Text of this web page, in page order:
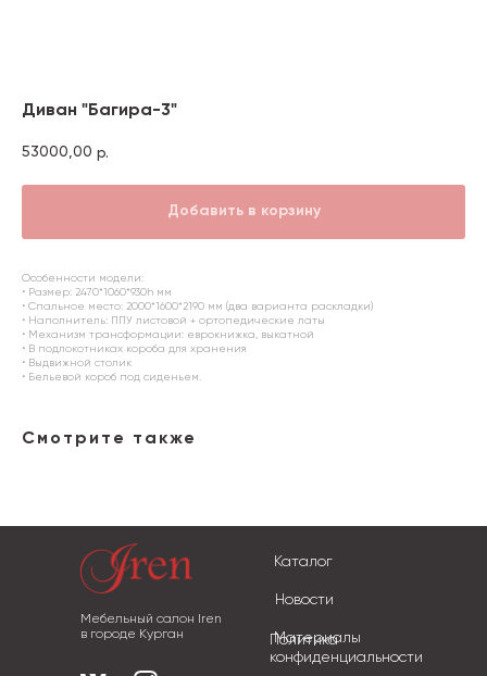
Диван "Багира-3"
53000,00 р.
Добавить в корзину
Особенности модели:
• Размер: 2470*1060*930h мм⠀
• Спальное место: 2000*1600*2190 мм (два варианта раскладки)⠀
• Наполнитель: ППУ листовой + ортопедические латы
• Механизм трансформации: еврокнижка, выкатной
• В подлокотниках короба для хранения
• Выдвижной столик
• Бельевой короб под сиденьем.
Смотрите также
Каталог
Новости
Политика
конфиденциальности
Материалы
Мебельный салон Iren
в городе Курган